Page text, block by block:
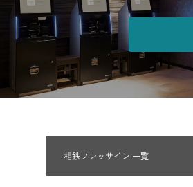
相鉄フレッサイン 一覧